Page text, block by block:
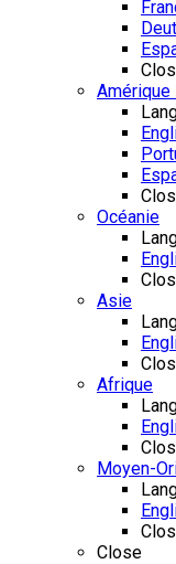
Amérique
Océanie
Asie
Afrique
Moyen-
Close